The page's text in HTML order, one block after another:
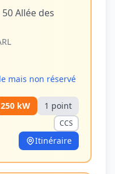
Allée des
mais non réservé
250 kW 1 point
CCS
Itinéraire